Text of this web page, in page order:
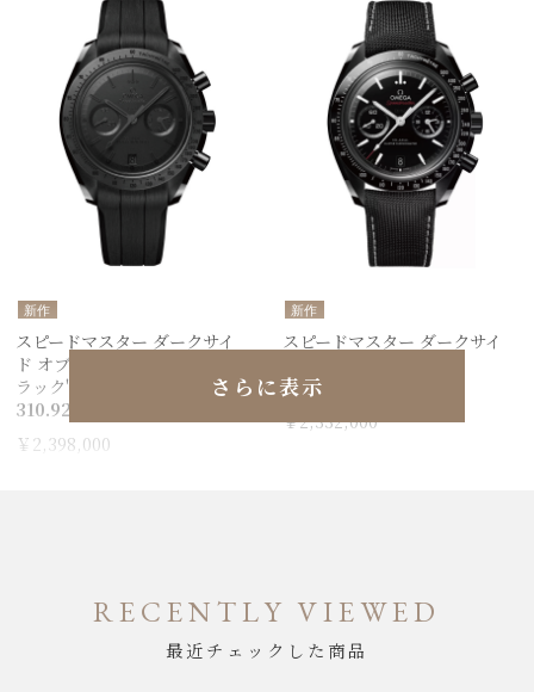
新作
スピードマスター ダークサイ
ド オブ ザ ムーン ”ブラック ブ
ラック"
310.92.44.51.01.00 5
￥2,398,000
新作
スピードマスター ダークサイ
310.92.44.51.01.00 2
￥2,332,000
さらに表示
RECENTLY VIEWED
最近チェックした商品